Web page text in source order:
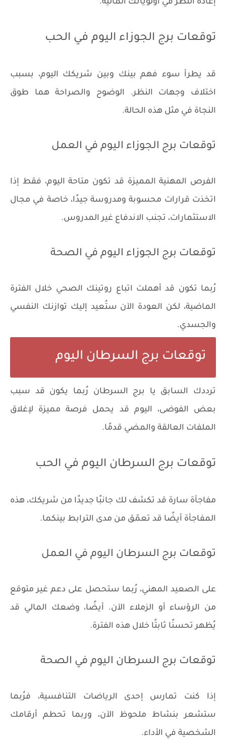
إعادة النظر في أولوياتك المالية.
توقعات برج الجوزاء اليوم في الحب
قد يطرأ سوء فهم بينك وبين شريكك اليوم، بسبب
اختلاف وجهات النظر. الوضوح والصراحة هما طوق
النجاة في مثل هذه الحالة.
توقعات برج الجوزاء اليوم في العمل
الفرص المهنية المميزة قد تكون متاحة اليوم، فقط إذا
اتخذت قرارات محسوبة ومدروسة جيدًا، خاصة في مجال
الاستثمارات، تجنب الاندفاع غير المدروس.
توقعات برج الجوزاء اليوم في الصحة
رُبما تكون قد أهملت اتباع روتينك الصحي خلال الفترة
الماضية، لكن العودة الآن ستُعيد إليك توازنك النفسي
والجسدي.
توقعات برج السرطان اليوم
ترددك السابق يا برج السرطان رُبما يكون قد سبب
بعض الفوضى، اليوم قد يحمل فرصة مميزة لإغلاق
الملفات العالقة والمضي قدمًا.
توقعات برج السرطان اليوم في الحب
مفاجأة سارة قد تكشف لك جانبًا جديدًا من شريكك، هذه
المفاجأة أيضًا قد تعمّق من مدى الترابط بينكما.
توقعات برج السرطان اليوم في العمل
على الصعيد المهني، رُبما ستحصل على دعم غير متوقع
من الرؤساء أو الزملاء الآن. أيضًا، وضعك المالي قد
يُظهر تحسنًا ثابتًا خلال هذه الفترة.
توقعات برج السرطان اليوم في الصحة
إذا كنت تمارس إحدى الرياضات التنافسية، فرُبما
ستشعر بنشاط ملحوظ الآن، وربما تحطم أرقامك
الشخصية في الأداء.